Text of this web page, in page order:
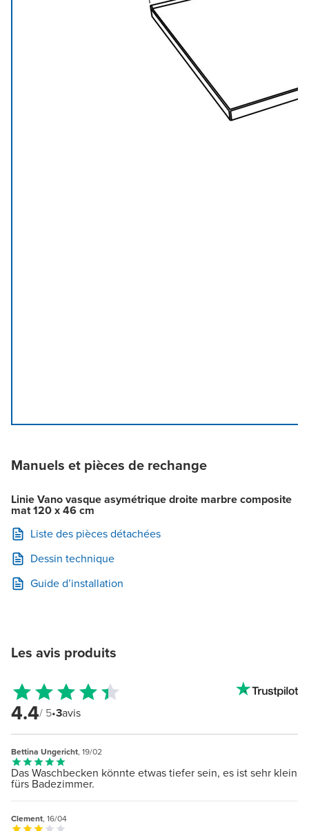
Manuels et pièces de rechange
Linie Vano vasque asymétrique droite marbre composite
mat 120 x 46 cm
Liste des pièces détachées
Dessin technique
Guide d’installation
Les avis produits
4.4/ 5•3avis
Bettina Ungericht, 19/02
Das Waschbecken könnte etwas tiefer sein, es ist sehr klein
fürs Badezimmer.
Clement, 16/04